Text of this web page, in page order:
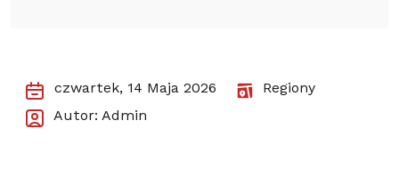
czwartek, 14 Maja 2026
Regiony
Autor: Admin